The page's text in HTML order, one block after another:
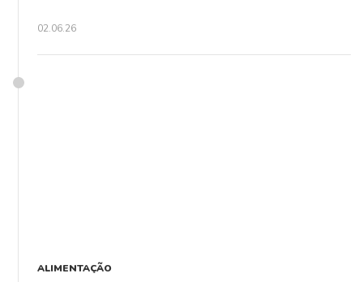
02.06.26
ALIMENTAÇÃO